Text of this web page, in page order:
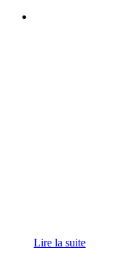
Lire la suite